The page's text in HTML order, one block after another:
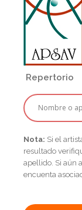
Repertorio
Nota: Si el
resultado
apellido. Si aún
encuenta